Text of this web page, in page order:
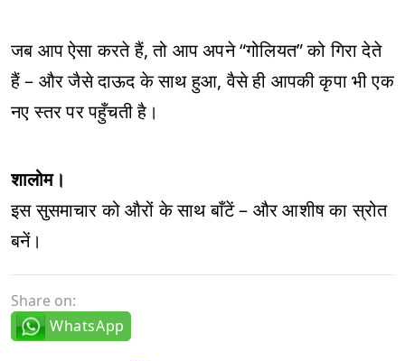
जब आप ऐसा करते हैं, तो आप अपने “गोलियत” को गिरा देते
हैं – और जैसे दाऊद के साथ हुआ, वैसे ही आपकी कृपा भी एक
नए स्तर पर पहुँचती है।
शालोम।
इस सुसमाचार को औरों के साथ बाँटें – और आशीष का स्रोत
बनें।
Share on:
WhatsApp